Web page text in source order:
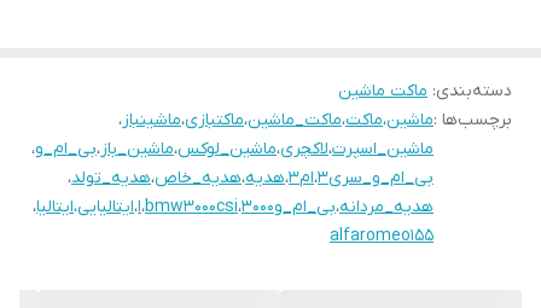
دسته‌بندی: ماکت ماشین
برچسب‌ها :ماشین،ماکت،ماکت_ماشین،ماکتبازی،ماشینباز،
ماشین_اسپرت،لاکچری،ماشین_لوکس،ماشین_باز،بی_ام_و،
بی_ام_و_سری3 ،ام۳ ،هدیه،هدیه_خاص،هدیه_تولد،
هدیه_مردانه،بی_ام_و۳۰۰۰ ،bmw3000csi،ا،ایتالیایی،ایتالیا،
alfaromeo155